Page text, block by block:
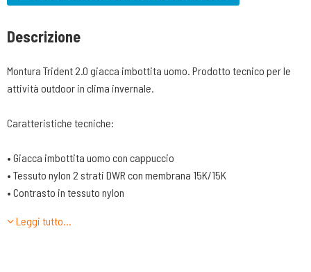
Descrizione
Montura Trident 2.0 giacca imbottita uomo. Prodotto tecnico per le
attività outdoor in clima invernale.
Caratteristiche tecniche:
• Giacca imbottita uomo con cappuccio
• Tessuto nylon 2 strati DWR con membrana 15K/15K
• Contrasto in tessuto nylon
• Imbottitura ultraleggera in poliestere Comfortemp® 120gr
Leggi tutto…